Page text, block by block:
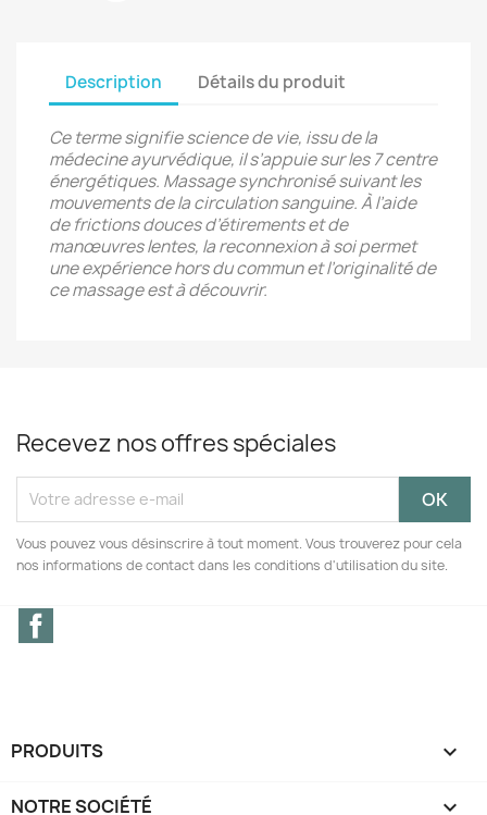
Description Détails du produit
Ce terme signifie science de vie, issu de la
médecine ayurvédique, il s’appuie sur les 7 centre
énergétiques. Massage synchronisé suivant les
mouvements de la circulation sanguine. À l’aide
de frictions douces d’étirements et de
manœuvres lentes, la reconnexion à soi permet
une expérience hors du commun et l’originalité de
ce massage est à découvrir.
Recevez nos offres spéciales
Vous pouvez vous désinscrire à tout moment. Vous trouverez pour cela
nos informations de contact dans les conditions d'utilisation du site.
PRODUITS 
NOTRE SOCIÉTÉ 